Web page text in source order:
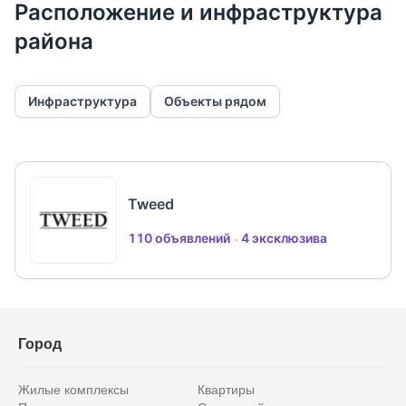
Расположение и инфраструктура
района
Инфраструктура Объекты рядом
Tweed
110 объявлений 4 эксклюзива
Город
Жилые комплексы
Квартиры